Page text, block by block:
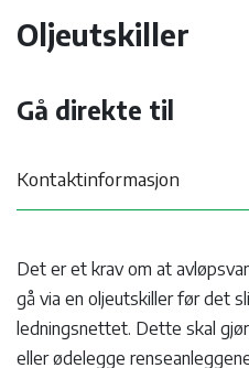
Oljeutskiller
Gå direkte til
Kontaktinformasjon
Det er et krav om at
gå via en oljeutskiller før det
ledningsnettet. Dette skal
eller ødelegge